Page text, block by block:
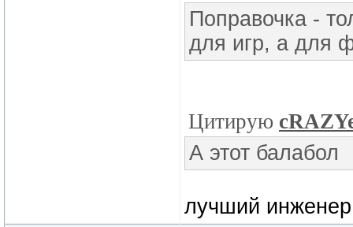
Поправочка -
для игр, а для
Цитирую
А этот балабол
лучший